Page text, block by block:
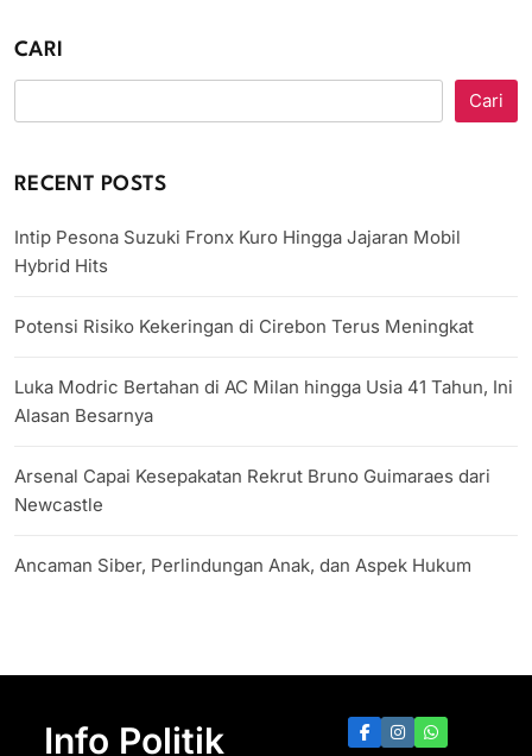
CARI
Cari
RECENT POSTS
Intip Pesona Suzuki Fronx Kuro Hingga Jajaran Mobil
Hybrid Hits
Potensi Risiko Kekeringan di Cirebon Terus Meningkat
Luka Modric Bertahan di AC Milan hingga Usia 41 Tahun, Ini
Alasan Besarnya
Arsenal Capai Kesepakatan Rekrut Bruno Guimaraes dari
Newcastle
Ancaman Siber, Perlindungan Anak, dan Aspek Hukum
Info Politik